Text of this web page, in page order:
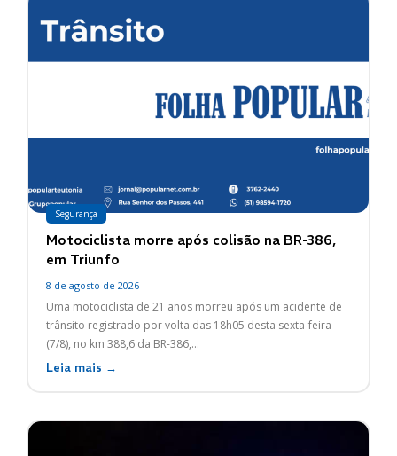
Segurança
Motociclista morre após colisão na BR-386,
em Triunfo
8 de agosto de 2026
Uma motociclista de 21 anos morreu após um acidente de
trânsito registrado por volta das 18h05 desta sexta-feira
(7/8), no km 388,6 da BR-386,...
Leia mais →